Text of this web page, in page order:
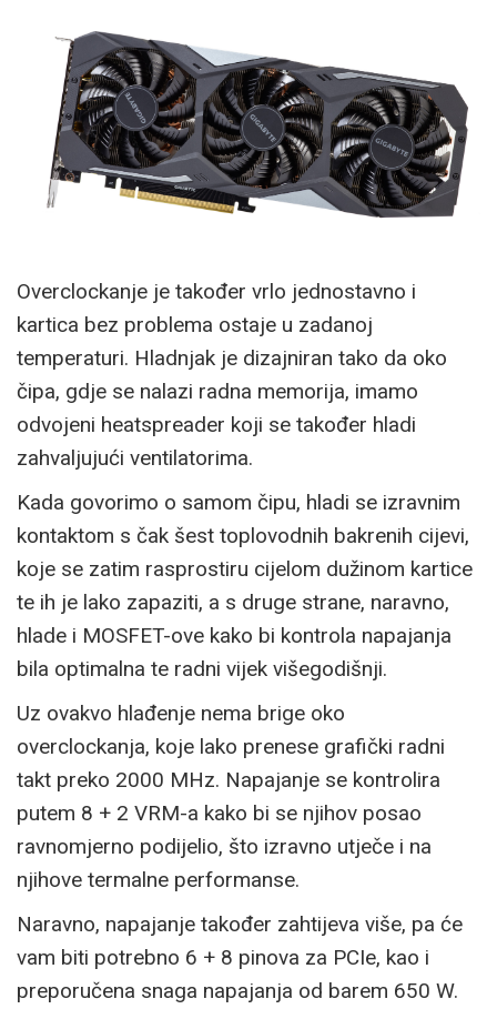
Overclockanje je također vrlo jednostavno i
kartica bez problema ostaje u zadanoj
temperaturi. Hladnjak je dizajniran tako da oko
čipa, gdje se nalazi radna memorija, imamo
odvojeni heatspreader koji se također hladi
zahvaljujući ventilatorima.
Kada govorimo o samom čipu, hladi se izravnim
kontaktom s čak šest toplovodnih bakrenih cijevi,
koje se zatim rasprostiru cijelom dužinom kartice
te ih je lako zapaziti, a s druge strane, naravno,
hlade i MOSFET-ove kako bi kontrola napajanja
bila optimalna te radni vijek višegodišnji.
Uz ovakvo hlađenje nema brige oko
overclockanja, koje lako prenese grafički radni
takt preko 2000 MHz. Napajanje se kontrolira
putem 8 + 2 VRM-a kako bi se njihov posao
ravnomjerno podijelio, što izravno utječe i na
njihove termalne performanse.
Naravno, napajanje također zahtijeva više, pa će
vam biti potrebno 6 + 8 pinova za PCIe, kao i
preporučena snaga napajanja od barem 650 W.